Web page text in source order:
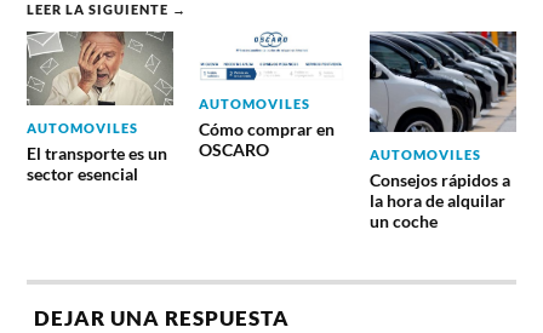
LEER LA SIGUIENTE →
AUTOMOVILES
El transporte es un
sector esencial
AUTOMOVILES
Cómo comprar en
OSCARO
AUTOMOVILES
Consejos rápidos a
la hora de alquilar
un coche
DEJAR UNA RESPUESTA